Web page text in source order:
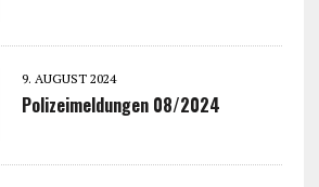
9. AUGUST 2024
Polizeimeldungen 08/2024